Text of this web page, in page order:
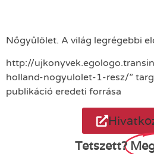
Nőgyűlölet. A világ legrégebbi
http://
holland-nogyulolet-1-resz/”
publikáció eredeti forrása
Tetszett?